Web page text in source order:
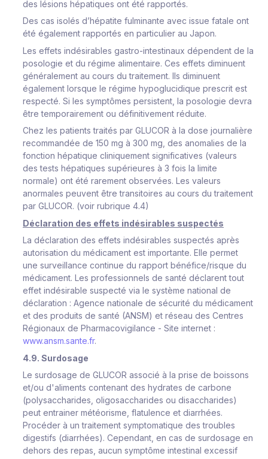
des lésions hépatiques ont été rapportés.
Des cas isolés d’hépatite fulminante avec issue fatale ont
été également rapportés en particulier au Japon.
Les effets indésirables gastro-intestinaux dépendent de la
posologie et du régime alimentaire. Ces effets diminuent
généralement au cours du traitement. Ils diminuent
également lorsque le régime hypoglucidique prescrit est
respecté. Si les symptômes persistent, la posologie devra
être temporairement ou définitivement réduite.
Chez les patients traités par GLUCOR à la dose journalière
recommandée de 150 mg à 300 mg, des anomalies de la
fonction hépatique cliniquement significatives (valeurs
des tests hépatiques supérieures à 3 fois la limite
normale) ont été rarement observées. Les valeurs
anormales peuvent être transitoires au cours du traitement
par GLUCOR. (voir rubrique 4.4)
Déclaration des effets indésirables suspectés
La déclaration des effets indésirables suspectés après
autorisation du médicament est importante. Elle permet
une surveillance continue du rapport bénéfice/risque du
médicament. Les professionnels de santé déclarent tout
effet indésirable suspecté via le système national de
déclaration : Agence nationale de sécurité du médicament
et des produits de santé (ANSM) et réseau des Centres
Régionaux de Pharmacovigilance - Site internet :
www.ansm.sante.fr.
4.9. Surdosage
Le surdosage de GLUCOR associé à la prise de boissons
et/ou d'aliments contenant des hydrates de carbone
(polysaccharides, oligosaccharides ou disaccharides)
peut entrainer météorisme, flatulence et diarrhées.
Procéder à un traitement symptomatique des troubles
digestifs (diarrhées). Cependant, en cas de surdosage en
dehors des repas, aucun symptôme intestinal excessif